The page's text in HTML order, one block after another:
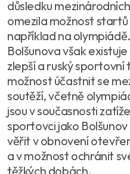
důsledku
omezila možnost startů
například na
Bolšunova však
zlepší a ruský
možnost účastnit se
soutěží, včetně
jsou v současnosti
sportovci jako
věřit v obnovení
a v možnost ochránit
těžkých dobách.